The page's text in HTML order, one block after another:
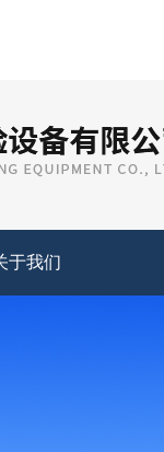
于我们